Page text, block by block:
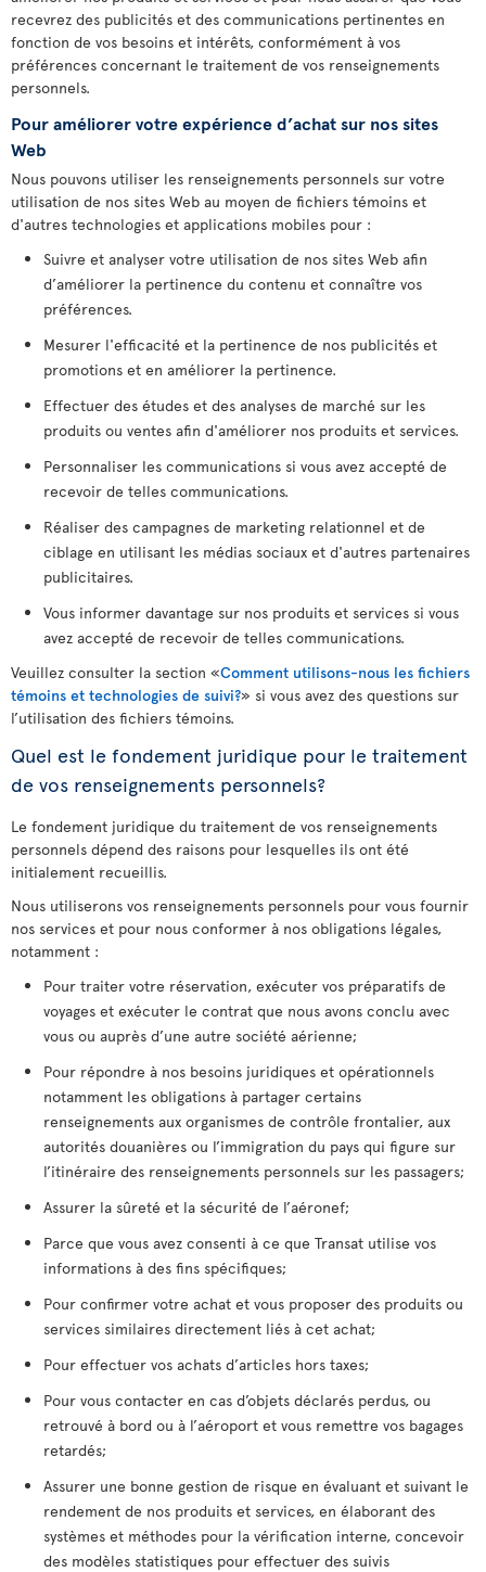
recevrez des publicités et des communications pertinentes en
fonction de vos besoins et intérêts, conformément à vos
préférences concernant le traitement de vos renseignements
personnels.
Pour améliorer votre expérience d’achat sur nos sites
Web
Nous pouvons utiliser les renseignements personnels sur votre
utilisation de nos sites Web au moyen de fichiers témoins et
d'autres technologies et applications mobiles pour :
Suivre et analyser votre utilisation de nos sites Web afin
d’améliorer la pertinence du contenu et connaître vos
préférences.
Mesurer l'efficacité et la pertinence de nos publicités et
promotions et en améliorer la pertinence.
Effectuer des études et des analyses de marché sur les
produits ou ventes afin d'améliorer nos produits et services.
Personnaliser les communications si vous avez accepté de
recevoir de telles communications.
Réaliser des campagnes de marketing relationnel et de
ciblage en utilisant les médias sociaux et d'autres partenaires
publicitaires.
Vous informer davantage sur nos produits et services si vous
avez accepté de recevoir de telles communications.
Veuillez consulter la section «Comment utilisons-nous les fichiers
témoins et technologies de suivi?» si vous avez des questions sur
l’utilisation des fichiers témoins.
Quel est le fondement juridique pour le traitement
de vos renseignements personnels?
Le fondement juridique du traitement de vos renseignements
personnels dépend des raisons pour lesquelles ils ont été
initialement recueillis.
Nous utiliserons vos renseignements personnels pour vous fournir
nos services et pour nous conformer à nos obligations légales,
notamment :
Pour traiter votre réservation, exécuter vos préparatifs de
voyages et exécuter le contrat que nous avons conclu avec
vous ou auprès d’une autre société aérienne;
Pour répondre à nos besoins juridiques et opérationnels
notamment les obligations à partager certains
renseignements aux organismes de contrôle frontalier, aux
autorités douanières ou l’immigration du pays qui figure sur
l’itinéraire des renseignements personnels sur les passagers;
Assurer la sûreté et la sécurité de l’aéronef;
Parce que vous avez consenti à ce que Transat utilise vos
informations à des fins spécifiques;
Pour confirmer votre achat et vous proposer des produits ou
services similaires directement liés à cet achat;
Pour effectuer vos achats d’articles hors taxes;
Pour vous contacter en cas d’objets déclarés perdus, ou
retrouvé à bord ou à l’aéroport et vous remettre vos bagages
retardés;
Assurer une bonne gestion de risque en évaluant et suivant le
rendement de nos produits et services, en élaborant des
systèmes et méthodes pour la vérification interne, concevoir
des modèles statistiques pour effectuer des suivis